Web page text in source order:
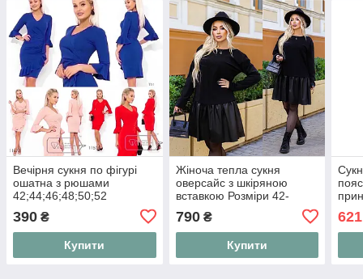
Вечірня сукня по фігурі
ошатна з рюшами
42;44;46;48;50;52
390 ₴
Купити
Жіноча тепла сукня
оверсайс з шкіряною
вставкою Розміри 42-
46,48-52,54-58 (#382Св-И)
790₴
Купити
621